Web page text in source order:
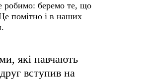
робимо: беремо те, що
помітно і в наших
які навчають
вступив на